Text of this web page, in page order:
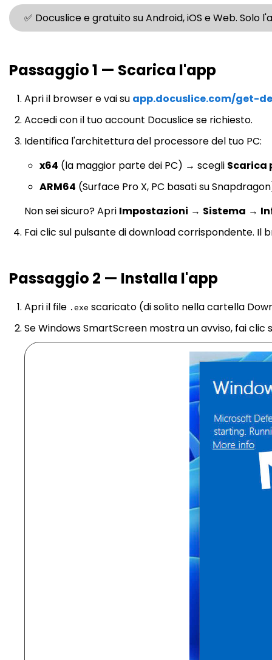
✅ Docuslice e gratuito su Android, iOS e Web. Solo
Passaggio 1 — Scarica l'app
Apri il browser e vai su app.docuslice.com/get-
Accedi con il tuo account Docuslice se richiesto.
Identifica l'architettura del processore del tuo PC:
x64 (la maggior parte dei PC) → scegli Scarica
ARM64 (Surface Pro X, PC basati su
Non sei sicuro? Apri Impostazioni → Sistema →
Fai clic sul pulsante di download corrispondente. Il
Passaggio 2 — Installa l'app
Apri il file .exe scaricato (di solito nella cartella
Se Windows SmartScreen mostra un avviso, fai clic